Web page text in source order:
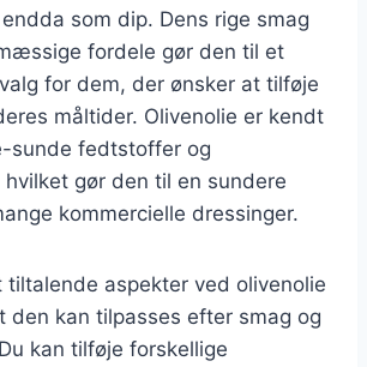
som dip. Dens rige smag
fordele gør den til et
for dem, der ønsker at tilføje
måltider. Olivenolie er kendt
sunde fedtstoffer og
gør den til en sundere
kommercielle dressinger.
tiltalende aspekter ved olivenolie
den kan tilpasses efter smag og
kan tilføje forskellige